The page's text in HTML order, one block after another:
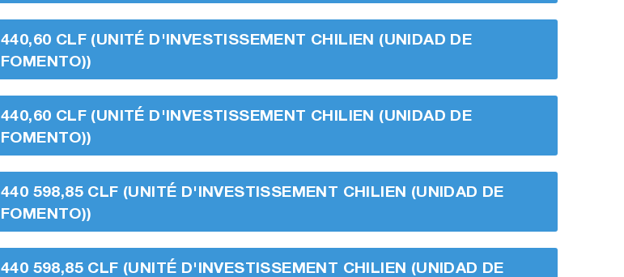
440,60 CLF (UNITÉ D'INVESTISSEMENT CHILIEN (UNIDAD DE
FOMENTO))
440,60 CLF (UNITÉ D'INVESTISSEMENT CHILIEN (UNIDAD DE
FOMENTO))
440 598,85 CLF (UNITÉ D'INVESTISSEMENT CHILIEN (UNIDAD DE
FOMENTO))
440 598,85 CLF (UNITÉ D'INVESTISSEMENT CHILIEN (UNIDAD DE